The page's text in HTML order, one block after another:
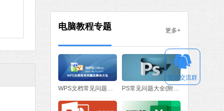
电脑教程专题 更多+
WPS文档常见问题与解决方法 PS常见问题大全(附处理方法)
官方交流群